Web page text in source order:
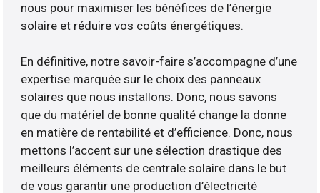
nous pour maximiser les bénéfices de l’énergie
solaire et réduire vos coûts énergétiques.
En définitive, notre savoir-faire s’accompagne d’une
expertise marquée sur le choix des panneaux
solaires que nous installons. Donc, nous savons
que du matériel de bonne qualité change la donne
en matière de rentabilité et d’efficience. Donc, nous
mettons l’accent sur une sélection drastique des
meilleurs éléments de centrale solaire dans le but
de vous garantir une production d’électricité